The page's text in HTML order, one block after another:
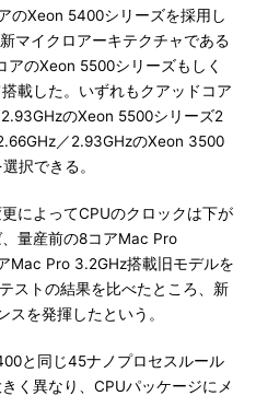
のXeon 5400シリーズを採用し
マイクロアーキテクチャである
アのXeon 5500シリーズもしく
載した。いずれもクアッドコア
のXeon 5500シリーズ2
／2.93GHzのXeon 3500
択できる。
によってCPUのクロックは下が
量産前の8コアMac Pro
Mac Pro 3.2GHz搭載旧モデルを
ストの結果を比べたところ、新
を発揮したという。
と同じ45ナノプロセスルール
く異なり、CPUパッケージにメ